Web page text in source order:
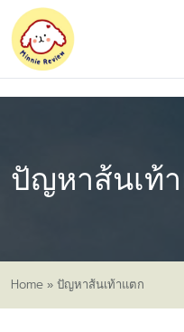
ปัญหาส้นเท้
Home » ปัญหาส้นเท้าแตก